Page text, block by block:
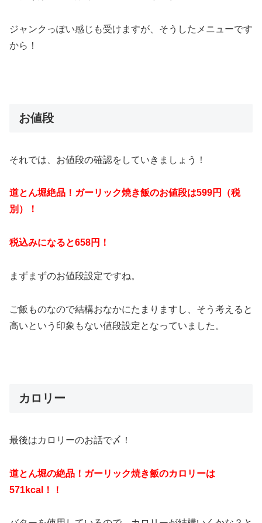
ジャンクっぽい感じも受けますが、そうしたメニューです
から！
お値段
それでは、お値段の確認をしていきましょう！
道とん堀絶品！ガーリック焼き飯のお値段は599円（税
別）！
税込みになると658円！
まずまずのお値段設定ですね。
ご飯ものなので結構おなかにたまりますし、そう考えると
高いという印象もない値段設定となっていました。
カロリー
最後はカロリーのお話で〆！
道とん堀の絶品！ガーリック焼き飯のカロリーは
571kcal！！